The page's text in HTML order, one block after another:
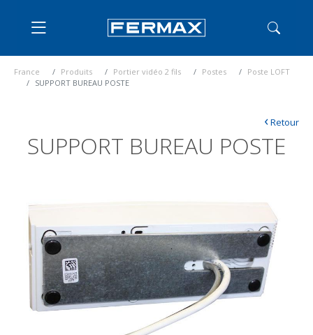
France Produits Portier vidéo 2 fils Postes
Poste LOFT
SUPPORT BUREAU POSTE
SUPPORT BUREAU POSTE
‹Retour